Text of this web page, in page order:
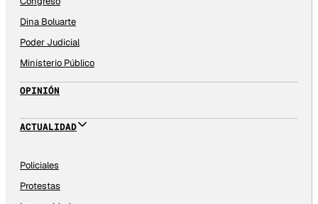
Dina Boluarte
Poder Judicial
Ministerio Público
OPINIÓN
ACTUALIDAD
Policiales
Protestas